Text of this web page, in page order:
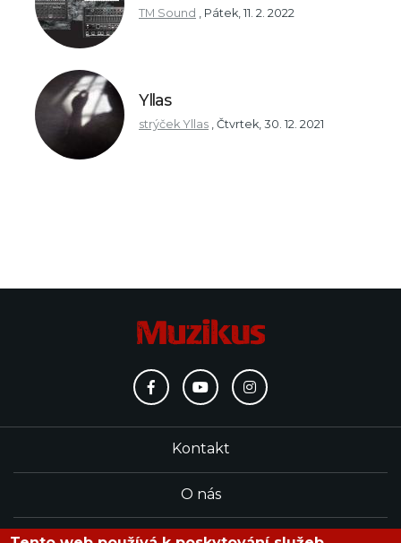
TM Sound , Pátek, 11. 2. 2022
Yllas
strýček Yllas , Čtvrtek, 30. 12. 2021
Kontakt
O nás
Redakce